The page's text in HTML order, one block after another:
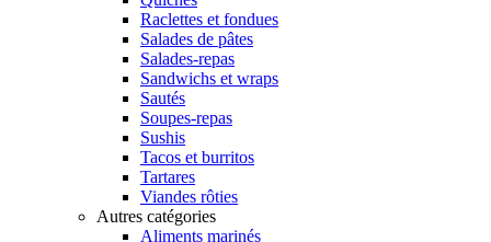
Raclettes et fondues
Salades de pâtes
Salades-repas
Sandwichs et wraps
Sautés
Soupes-repas
Sushis
Tacos et burritos
Tartares
Viandes rôties
Autres catégories
Aliments marinés